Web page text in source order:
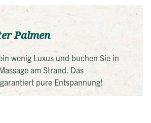
Palmen
wenig Luxus und buchen Sie in
am Strand. Das
pure Entspannung!